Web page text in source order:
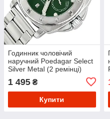
Годинник чоловічий
наручний Poedagar Select
Silver Metal (2 ремінці)
1 495 ₴
Купити